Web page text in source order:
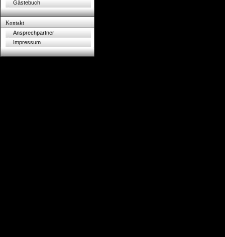
Gästebuch
Kontakt
Ansprechpartner
Impressum